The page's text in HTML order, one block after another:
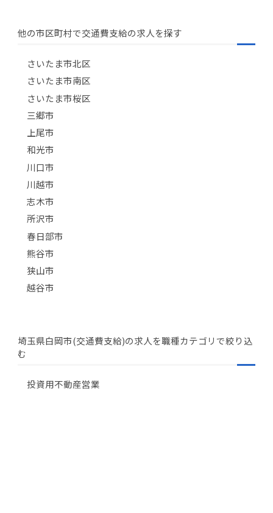
他の市区町村で交通費支給の求人を探す
さいたま市北区
さいたま市南区
さいたま市桜区
三郷市
上尾市
和光市
川口市
川越市
志木市
所沢市
春日部市
熊谷市
狭山市
越谷市
埼玉県白岡市(交通費支給)の求人を職種カテゴリで絞り込
む
投資用不動産営業